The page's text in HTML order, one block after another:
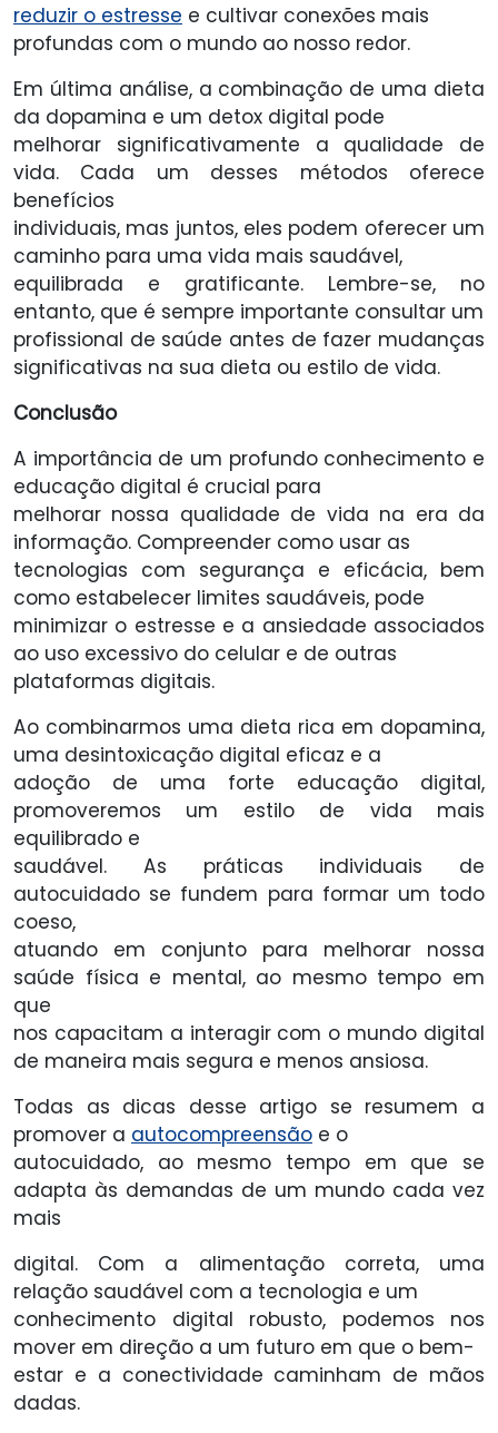
reduzir o estresse e cultivar conexões mais
profundas com o mundo ao nosso redor.
Em última análise, a combinação de uma dieta
da dopamina e um detox digital pode
melhorar significativamente a qualidade de
vida. Cada um desses métodos oferece
benefícios
individuais, mas juntos, eles podem oferecer um
caminho para uma vida mais saudável,
equilibrada e gratificante. Lembre-se, no
entanto, que é sempre importante consultar um
profissional de saúde antes de fazer mudanças
significativas na sua dieta ou estilo de vida.
Conclusão
A importância de um profundo conhecimento e
educação digital é crucial para
melhorar nossa qualidade de vida na era da
informação. Compreender como usar as
tecnologias com segurança e eficácia, bem
como estabelecer limites saudáveis, pode
minimizar o estresse e a ansiedade associados
ao uso excessivo do celular e de outras
plataformas digitais.
Ao combinarmos uma dieta rica em dopamina,
uma desintoxicação digital eficaz e a
adoção de uma forte educação digital,
promoveremos um estilo de vida mais
equilibrado e
saudável. As práticas individuais de
autocuidado se fundem para formar um todo
coeso,
atuando em conjunto para melhorar nossa
saúde física e mental, ao mesmo tempo em
que
nos capacitam a interagir com o mundo digital
de maneira mais segura e menos ansiosa.
Todas as dicas desse artigo se resumem a
promover a autocompreensão e o
autocuidado, ao mesmo tempo em que se
adapta às demandas de um mundo cada vez
mais
digital. Com a alimentação correta, uma
relação saudável com a tecnologia e um
conhecimento digital robusto, podemos nos
mover em direção a um futuro em que o bem-
estar e a conectividade caminham de mãos
dadas.